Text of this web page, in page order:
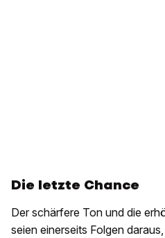
Die letzte Chance
Der schärfere Ton und die
seien einerseits Folgen